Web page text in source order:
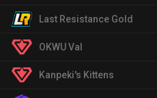
Last Resistance Gold
OKWU Val
Kanpeki's Kittens